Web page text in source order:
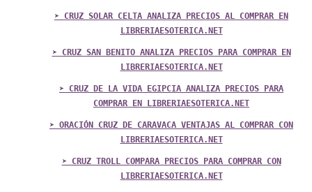
➤ CRUZ SOLAR CELTA ANALIZA PRECIOS AL COMPRAR EN
LIBRERIAESOTERICA.NET
➤ CRUZ SAN BENITO ANALIZA PRECIOS PARA COMPRAR EN
LIBRERIAESOTERICA.NET
➤ CRUZ DE LA VIDA EGIPCIA ANALIZA PRECIOS PARA
COMPRAR EN LIBRERIAESOTERICA.NET
➤ ORACIÓN CRUZ DE CARAVACA VENTAJAS AL COMPRAR CON
LIBRERIAESOTERICA.NET
➤ CRUZ TROLL COMPARA PRECIOS PARA COMPRAR CON
LIBRERIAESOTERICA.NET